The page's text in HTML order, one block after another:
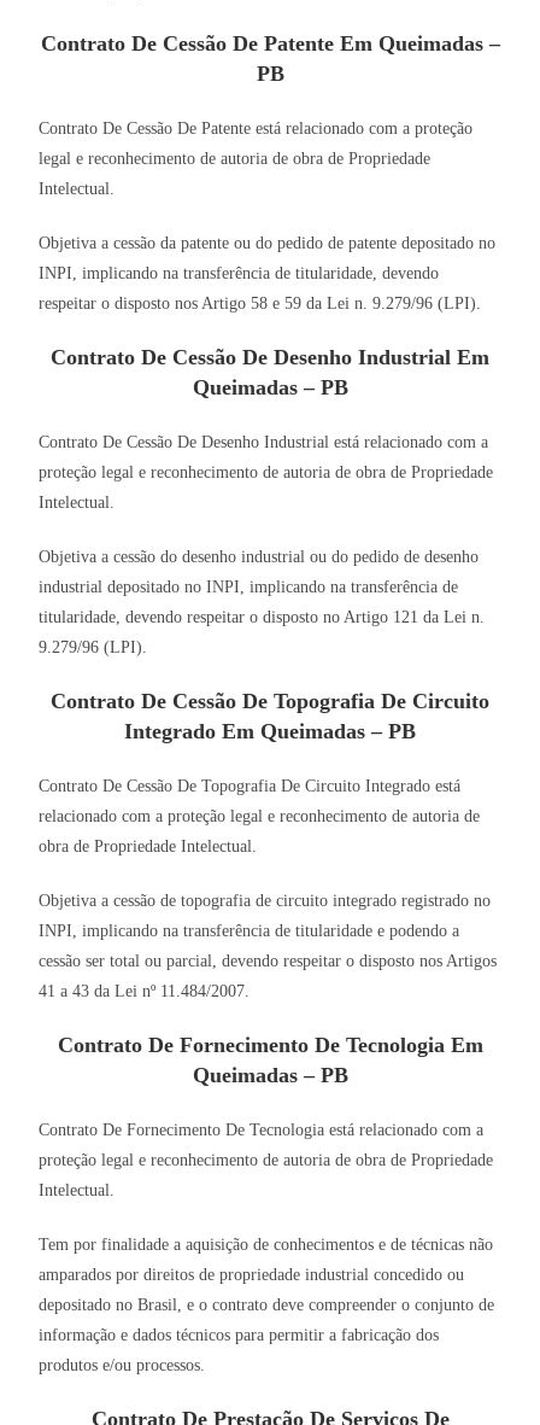
Contrato De Cessão De Patente Em Queimadas –
PB
Contrato De Cessão De Patente está relacionado com a proteção
legal e reconhecimento de autoria de obra de Propriedade
Intelectual.
Objetiva a cessão da patente ou do pedido de patente depositado no
INPI, implicando na transferência de titularidade, devendo
respeitar o disposto nos Artigo 58 e 59 da Lei n. 9.279/96 (LPI).
Contrato De Cessão De Desenho Industrial Em
Queimadas – PB
Contrato De Cessão De Desenho Industrial está relacionado com a
proteção legal e reconhecimento de autoria de obra de Propriedade
Intelectual.
Objetiva a cessão do desenho industrial ou do pedido de desenho
industrial depositado no INPI, implicando na transferência de
titularidade, devendo respeitar o disposto no Artigo 121 da Lei n.
9.279/96 (LPI).
Contrato De Cessão De Topografia De Circuito
Integrado Em Queimadas – PB
Contrato De Cessão De Topografia De Circuito Integrado está
relacionado com a proteção legal e reconhecimento de autoria de
obra de Propriedade Intelectual.
Objetiva a cessão de topografia de circuito integrado registrado no
INPI, implicando na transferência de titularidade e podendo a
cessão ser total ou parcial, devendo respeitar o disposto nos Artigos
41 a 43 da Lei nº 11.484/2007.
Contrato De Fornecimento De Tecnologia Em
Queimadas – PB
Contrato De Fornecimento De Tecnologia está relacionado com a
proteção legal e reconhecimento de autoria de obra de Propriedade
Intelectual.
Tem por finalidade a aquisição de conhecimentos e de técnicas não
amparados por direitos de propriedade industrial concedido ou
depositado no Brasil, e o contrato deve compreender o conjunto de
informação e dados técnicos para permitir a fabricação dos
produtos e/ou processos.
Contrato De Prestação De Serviços De